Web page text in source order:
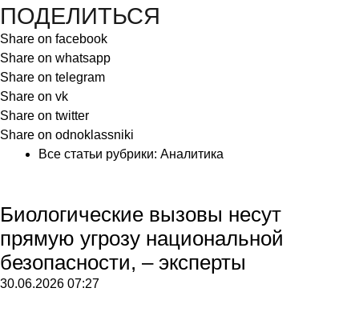
ПОДЕЛИТЬСЯ
Share on facebook
Share on whatsapp
Share on telegram
Share on vk
Share on twitter
Share on odnoklassniki
Все статьи рубрики: Аналитика
Биологические вызовы несут
прямую угрозу национальной
безопасности, – эксперты
30.06.2026 07:27